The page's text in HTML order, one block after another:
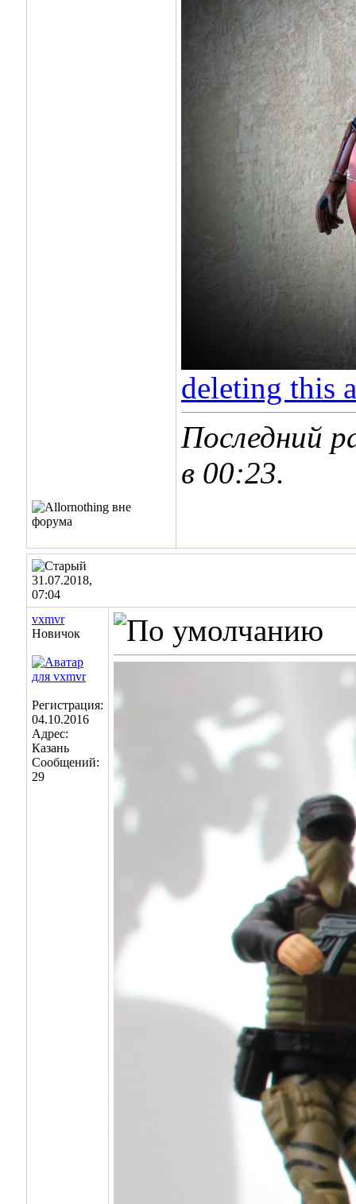
deleting this
Последний
в 00:23.
31.07.2018,
07:04
vxmvr
Новичок
Регистрация:
04.10.2016
Адрес:
Казань
Сообщений:
29